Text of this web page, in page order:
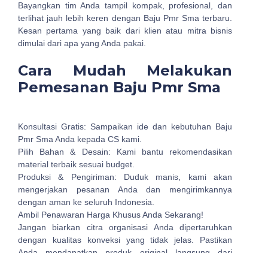
Bayangkan tim Anda tampil kompak, profesional, dan
terlihat jauh lebih keren dengan Baju Pmr Sma terbaru.
Kesan pertama yang baik dari klien atau mitra bisnis
dimulai dari apa yang Anda pakai.
Cara Mudah Melakukan
Pemesanan Baju Pmr Sma
Konsultasi Gratis: Sampaikan ide dan kebutuhan Baju
Pmr Sma Anda kepada CS kami.
Pilih Bahan & Desain: Kami bantu rekomendasikan
material terbaik sesuai budget.
Produksi & Pengiriman: Duduk manis, kami akan
mengerjakan pesanan Anda dan mengirimkannya
dengan aman ke seluruh Indonesia.
Ambil Penawaran Harga Khusus Anda Sekarang!
Jangan biarkan citra organisasi Anda dipertaruhkan
dengan kualitas konveksi yang tidak jelas. Pastikan